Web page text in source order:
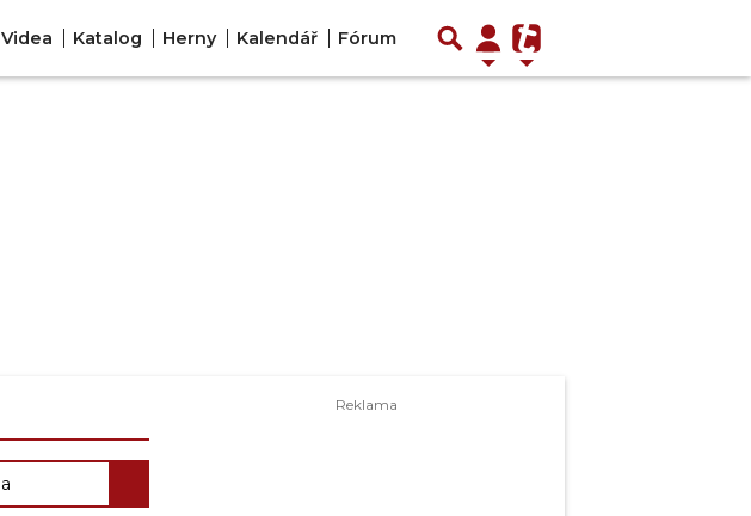
Videa Katalog Herny Kalendář Fórum